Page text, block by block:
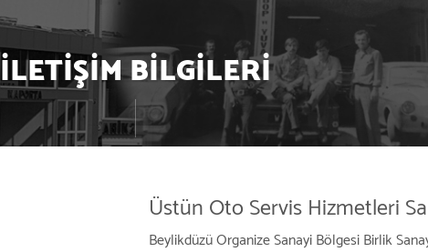
İLETIŞIM BILGILERI
Üstün Oto Servis Hizmetleri
Beylikdüzü Organize Sanayi Bölgesi Birlik